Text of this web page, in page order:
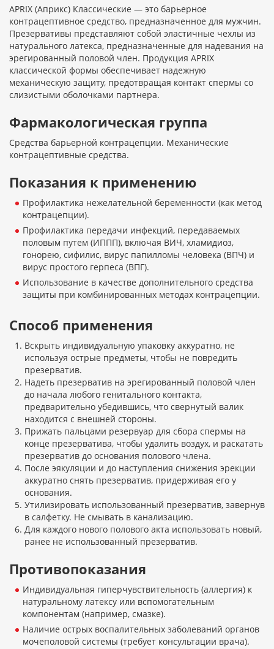
APRIX (Априкс) Классические — это барьерное
контрацептивное средство, предназначенное для мужчин.
Презервативы представляют собой эластичные чехлы из
натурального латекса, предназначенные для надевания на
эрегированный половой член. Продукция APRIX
классической формы обеспечивает надежную
механическую защиту, предотвращая контакт спермы со
слизистыми оболочками партнера.
Фармакологическая группа
Средства барьерной контрацепции. Механические
контрацептивные средства.
Показания к применению
Профилактика нежелательной беременности (как метод
контрацепции).
Профилактика передачи инфекций, передаваемых
половым путем (ИППП), включая ВИЧ, хламидиоз,
гонорею, сифилис, вирус папилломы человека (ВПЧ) и
вирус простого герпеса (ВПГ).
Использование в качестве дополнительного средства
защиты при комбинированных методах контрацепции.
Способ применения
Вскрыть индивидуальную упаковку аккуратно, не
используя острые предметы, чтобы не повредить
презерватив.
Надеть презерватив на эрегированный половой член
до начала любого генитального контакта,
предварительно убедившись, что свернутый валик
находится с внешней стороны.
Прижать пальцами резервуар для сбора спермы на
конце презерватива, чтобы удалить воздух, и раскатать
презерватив до основания полового члена.
После эякуляции и до наступления снижения эрекции
аккуратно снять презерватив, придерживая его у
основания.
Утилизировать использованный презерватив, завернув
в салфетку. Не смывать в канализацию.
Для каждого нового полового акта использовать новый,
ранее не использованный презерватив.
Противопоказания
Индивидуальная гиперчувствительность (аллергия) к
натуральному латексу или вспомогательным
компонентам (например, смазке).
Наличие острых воспалительных заболеваний органов
мочеполовой системы (требует консультации врача).